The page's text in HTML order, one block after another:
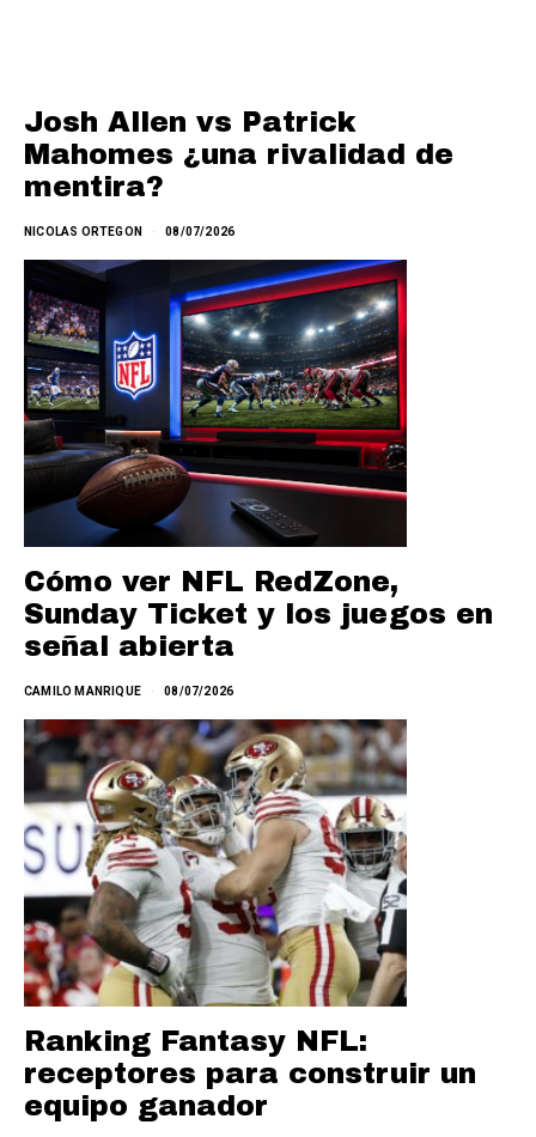
Josh Allen vs Patrick
Mahomes ¿una rivalidad de
mentira?
NICOLAS ORTEGON 08/07/2026
Cómo ver NFL RedZone,
Sunday Ticket y los juegos en
señal abierta
CAMILO MANRIQUE 08/07/2026
Ranking Fantasy NFL:
receptores para construir un
equipo ganador